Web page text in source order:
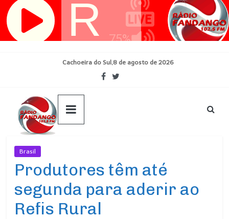
Pular
para
Cachoeira do Sul,8 de agosto de 2026
Brasil
Produtores têm até
segunda para aderir ao
Refis Rural